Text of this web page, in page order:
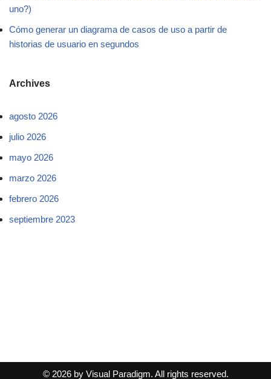
uno?)
Cómo generar un diagrama de casos de uso a partir de
historias de usuario en segundos
Archives
agosto 2026
julio 2026
mayo 2026
marzo 2026
febrero 2026
septiembre 2023
© 2026 by Visual Paradigm. All rights reserved.